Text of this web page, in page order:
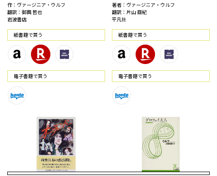
作：ヴァージニア・ウルフ
翻訳：御輿 哲也
岩波書店
紙書籍で買う
電⼦書籍で買う
著者：ヴァージニア・ウルフ
翻訳：片山 亜紀
平凡社
紙書籍で買う
電⼦書籍で買う